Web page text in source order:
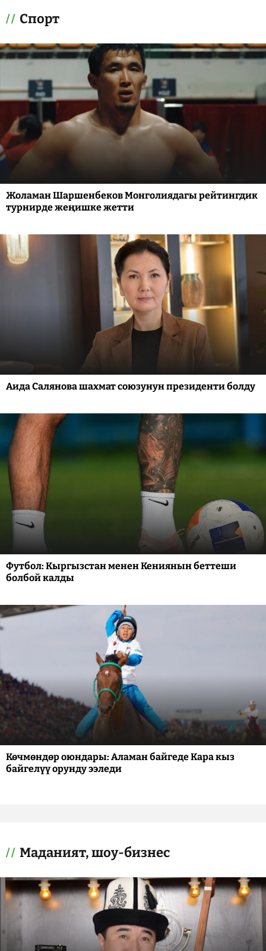
Спорт
Жоламан Шаршенбеков Монголиядагы рейтингдик
турнирде жеңишке жетти
Аида Салянова шахмат союзунун президенти болду
Футбол: Кыргызстан менен Кениянын беттеши
болбой калды
Көчмөндөр оюндары: Аламан байгеде Кара кыз
байгелүү орунду ээледи
Маданият, шоу-бизнес